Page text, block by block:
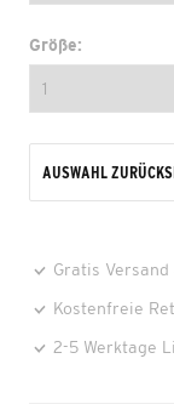
Größe:
AUSWAHL
Gratis
Kostenfreie
2-5 Werktage